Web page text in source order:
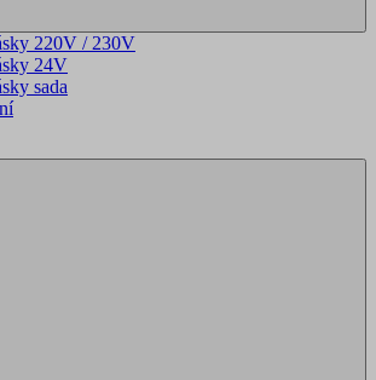
220V / 230V
24V
sada